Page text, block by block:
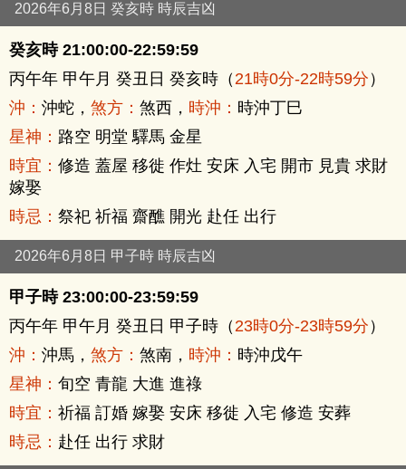
2026年6月8日 癸亥時 時辰吉凶
癸亥時 21:00:00-22:59:59
丙午年 甲午月 癸丑日 癸亥時（21時0分-22時59分）
沖： 沖蛇， 煞方： 煞西， 時沖： 時沖丁巳
星神： 路空 明堂 驛馬 金星
時宜： 修造 蓋屋 移徙 作灶 安床 入宅 開市 見貴 求財
嫁娶
時忌： 祭祀 祈福 齋醮 開光 赴任 出行
2026年6月8日 甲子時 時辰吉凶
甲子時 23:00:00-23:59:59
丙午年 甲午月 癸丑日 甲子時（23時0分-23時59分）
沖： 沖馬， 煞方： 煞南， 時沖： 時沖戊午
星神： 旬空 青龍 大進 進祿
時宜： 祈福 訂婚 嫁娶 安床 移徙 入宅 修造 安葬
時忌： 赴任 出行 求財